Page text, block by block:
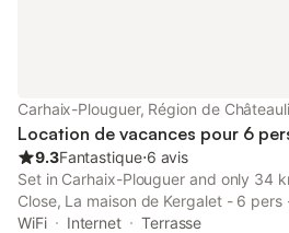
Carhaix-Plouguer, Région de
Location de vacances pour 6
9.3Fantastique⋅6 avis
Set in Carhaix-Plouguer and only 34
Close, La maison de Kergalet - 6
Brest offers accommodation with
WiFi Internet
Terrasse